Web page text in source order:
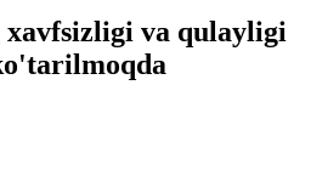
va qulayligi